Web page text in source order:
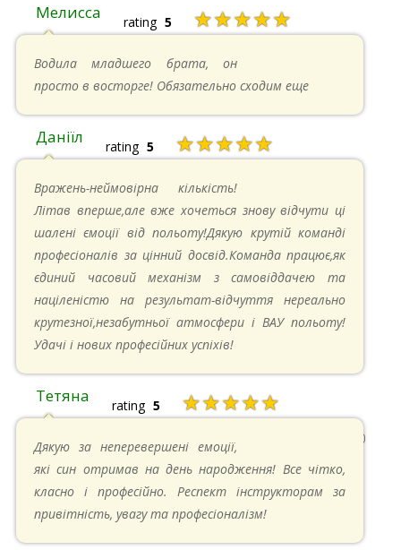
Мелисса rating 5 ★★★★★
Водила младшего брата, он
просто в восторге! Обязательно сходим еще
Даніїл rating 5 ★★★★★
Вражень-неймовірна кількість!
Літав вперше,але вже хочеться знову відчути ці
шалені ємоції від польоту!Дякую крутій команді
професіоналів за цінний досвід.Команда працює,як
єдиний часовий механізм з самовіддачею та
націленістю на результат-відчуття нереально
крутезної,незабутньої атмосфери і ВАУ польоту!
Удачі і нових професійних успіхів!
Тетяна rating 5 ★★★★★
13.05.2024 в 11:30
Дякую за неперевершені емоції,
які син отримав на день народження! Все чітко,
класно і професійно. Респект інструкторам за
привітність, увагу та професіоналізм!